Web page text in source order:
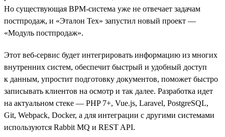
Но существующая BPM-система уже не отвечает задачам
постпродаж, и «Эталон Тех» запустил новый проект —
«Модуль постпродаж».
Этот веб-сервис будет интегрировать информацию из многих
внутренних систем, обеспечит быстрый и удобный доступ
к данным, упростит подготовку документов, поможет быстро
записывать клиентов на осмотр и так далее. Разработка идет
на актуальном стеке — PHP 7+, Vue.js, Laravel, PostgreSQL,
Git, Webpack, Docker, а для интеграции с другими системами
используются Rabbit MQ и REST API.